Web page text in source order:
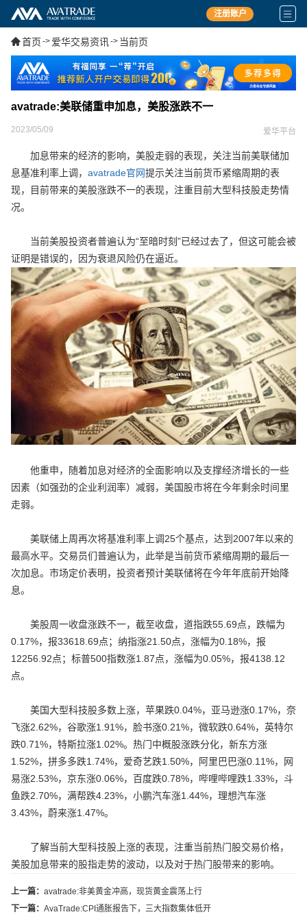
注册账户
首页 -> 爱华交易资讯 -> 当前页
avatrade:美联储重申加息，美股涨跌不一
2023/05/09 爱华平台
加息带来的经济的影响，美股走弱的表现，关注当前美联储加
息基准利率上调， avatrade官网提示关注当前货币紧缩周期的表
现，目前带来的美股涨跌不一的表现，注重目前大型科技股走势情
况。
当前美股投资者普遍认为“至暗时刻”已经过去了，但这可能会被
证明是错误的，因为衰退风险仍在逼近。
他重申，随着加息对经济的全面影响以及支撑经济增长的一些
因素（如强劲的企业利润率）减弱，美国股市将在今年剩余时间里
走弱。
美联储上周再次将基准利率上调25个基点，达到2007年以来的
最高水平。交易员们普遍认为，此举是当前货币紧缩周期的最后一
次加息。市场定价表明，投资者预计美联储将在今年年底前开始降
息。
美股周一收盘涨跌不一，截至收盘，道指跌55.69点，跌幅为
0.17%，报33618.69点；纳指涨21.50点，涨幅为0.18%，报
12256.92点；标普500指数涨1.87点，涨幅为0.05%，报4138.12
点。
美国大型科技股多数上涨，苹果跌0.04%，亚马逊涨0.17%，奈
飞涨2.62%，谷歌涨1.91%，脸书涨0.21%，微软跌0.64%，英特尔
跌0.71%，特斯拉涨1.02%。热门中概股涨跌分化，新东方涨
1.52%，拼多多跌1.74%，爱奇艺跌1.50%，阿里巴巴涨0.11%，网
易涨2.53%，京东涨0.06%，百度跌0.78%，哔哩哔哩跌1.33%，斗
鱼跌2.70%，满帮跌4.23%，小鹏汽车涨1.44%，理想汽车涨
3.43%，蔚来涨1.47%。
了解当前大型科技股上涨的表现，注重当前热门股交易价格，
美股加息带来的股指走势的波动，以及对于热门股带来的影响。
上一篇： avatrade:非美黄金冲高，现货黄金震荡上行
下一篇： AvaTrade:CPI通胀报告下，三大指数集体低开